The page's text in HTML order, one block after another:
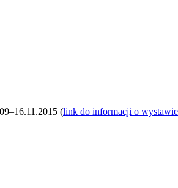
(link do informacji o wystawie